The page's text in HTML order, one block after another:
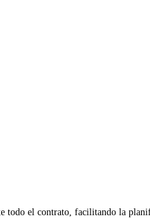
todo el contrato, facilitando la